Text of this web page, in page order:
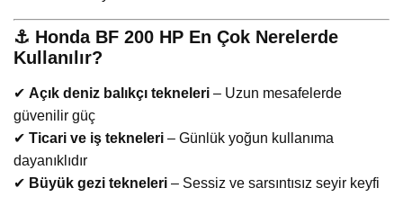
⚓ Honda BF 200 HP En Çok Nerelerde
Kullanılır?
✔ Açık deniz balıkçı tekneleri – Uzun mesafelerde
güvenilir güç
✔ Ticari ve iş tekneleri – Günlük yoğun kullanıma
dayanıklıdır
✔ Büyük gezi tekneleri – Sessiz ve sarsıntısız seyir keyfi